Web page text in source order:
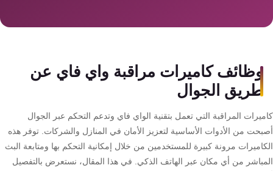
وظائف كاميرات مراقبة واي فاي عن
طريق الجوال
المراقبة التي تعمل بتقنية الواي فاي وتدعم التحكم عبر الجوال
من الأدوات الأساسية لتعزيز الأمان في المنازل والشركات. توفر هذه
مرونة كبيرة للمستخدمين من خلال إمكانية التحكم بها ومتابعة البث
من أي مكان عبر الهاتف الذكي. في هذا المقال، نستعرض بالتفصيل
هوم
سيستم
أمنية
للشركات
والمصانع